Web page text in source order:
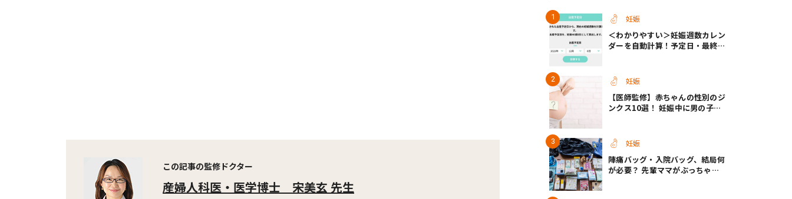
この記事の監修ドクター
産婦人科医・医学博士 宋美玄 先生
妊娠
＜わかりやすい＞妊娠週数カレン
ダーを自動計算！予定日・最終生
妊娠
【医師監修】赤ちゃんの性別のジ
ンクス10選！ 妊娠中に男の子・
妊娠
陣痛バッグ・入院バッグ、結局何
が必要？ 先輩ママがぶっちゃけ